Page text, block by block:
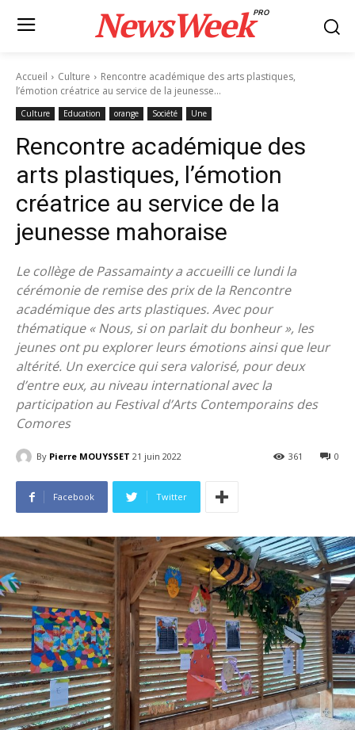
NewsWeekPRO
Accueil Culture
Rencontre académique des arts plastiques,
l’émotion créatrice au service de la jeunesse...
Culture Education orange Société Une
Rencontre académique des
arts plastiques, l’émotion
créatrice au service de la
jeunesse mahoraise
Le collège de Passamainty a accueilli ce lundi la
cérémonie de remise des prix de la Rencontre
académique des arts plastiques. Avec pour
thématique « Nous, si on parlait du bonheur », les
jeunes ont pu explorer leurs émotions ainsi que leur
altérité. Un exercice qui sera valorisé, pour deux
d’entre eux, au niveau international avec la
participation au Festival d’Arts Contemporains des
Comores
By Pierre MOUYSSET 21 juin 2022 0
361
Facebook Twitter